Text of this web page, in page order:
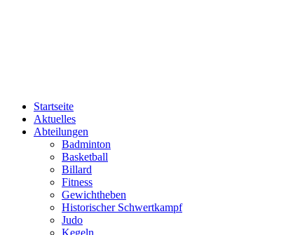
Startseite
Aktuelles
Abteilungen
Badminton
Basketball
Billard
Fitness
Gewichtheben
Historischer Schwertkampf
Judo
Kegeln